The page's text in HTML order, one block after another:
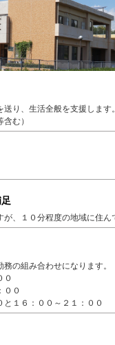
送り、生活全般を支援しま
む）
、１０分程度の地域に住ん
の組み合わせになります。
０
００
１６：００～２１：００